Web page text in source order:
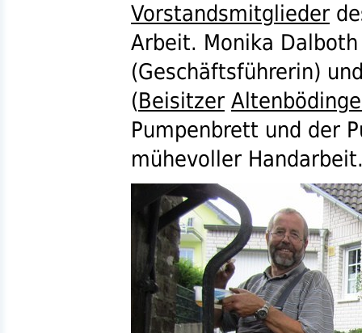
Vorstandsmitglieder
Arbeit. Monika
(Geschäftsführerin)
(Beisitzer
Pumpenbrett und der
mühevoller